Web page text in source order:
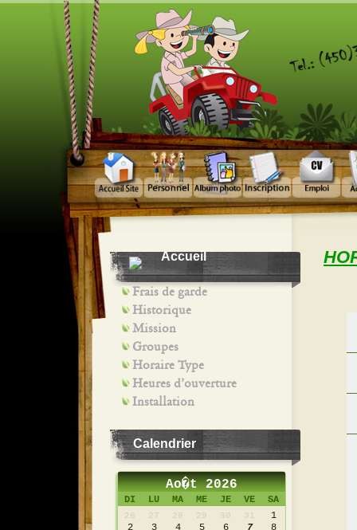
Accueil
Frais de garde
Historique
Mission
Groupes
Horaire Type
Heures d’ouverture
Installation
Calendrier
Ao�t 2026
DI LU MA ME JE VE SA
26 27 28 29 30 31
1
2
3 4 5 6 7
8